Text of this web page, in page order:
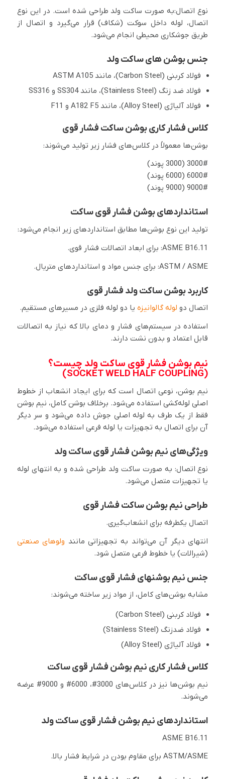
نوع اتصال:به صورت ساکت ولد طراحی شده است. در این نوع
اتصال، لوله داخل سوکت (شکاف) قرار می‌گیرد و اتصال از
طریق جوشکاری محیطی انجام می‌شود.
جنس بوشن های ساکت ولد
فولاد کربنی (Carbon Steel)، مانند ASTM A105
فولاد ضد زنگ (Stainless Steel)، مانند SS304 و SS316
فولاد آلیاژی (Alloy Steel)، مانند A182 F5 و F11
کلاس فشار کاری بوشن ساکت فشار قوی
بوشن‌ها معمولاً در کلاس‌های فشار زیر تولید می‌شوند:
3000# (3000 پوند)
6000# (6000 پوند)
9000# (9000 پوند)
استانداردهای بوشن فشار قوی ساکت
تولید این نوع بوشن‌ها مطابق استانداردهای زیر انجام می‌شود:
ASME B16.11: برای ابعاد اتصالات فشار قوی.
ASTM / ASME: برای جنس مواد و استانداردهای متریال.
کاربرد بوشن ساکت ولد فشار قوی
اتصال دو لوله گالوانیزهیا دو لوله فلزی در مسیرهای مستقیم.
استفاده در سیستم‌های فشار و دمای بالا که نیاز به اتصالات
قابل اعتماد و بدون نشت دارند.
نیم بوشن فشار قوی ساکت ولد چیست؟
(SOCKET WELD HALF COUPLING)
نیم بوشن، نوعی اتصال است که برای ایجاد انشعاب از خطوط
اصلی لوله‌کشی استفاده می‌شود. برخلاف بوشن کامل، نیم بوشن
فقط از یک طرف به لوله اصلی جوش داده می‌شود و سر دیگر
آن برای اتصال به تجهیزات یا لوله فرعی استفاده می‌شود.
ویژگی‌های نیم بوشن فشار قوی ساکت ولد
نوع اتصال: به صورت ساکت ولد طراحی شده و به انتهای لوله
یا تجهیزات متصل می‌شود.
طراحی نیم بوشن ساکت فشار قوی
اتصال یکطرفه برای انشعاب‌گیری.
انتهای دیگر آن می‌تواند به تجهیزاتی مانند ولوهای صنعتی
(شیرالات) یا خطوط فرعی متصل شود.
جنس نیم بوشنهای فشار قوی ساکت
مشابه بوشن‌های کامل، از مواد زیر ساخته می‌شوند:
فولاد کربنی (Carbon Steel)
فولاد ضدزنگ (Stainless Steel)
فولاد آلیاژی (Alloy Steel)
کلاس فشار کاری نیم بوشن فشار قوی ساکت
نیم بوشن‌ها نیز در کلاس‌های 3000#، 6000# و 9000# عرضه
می‌شوند.
استانداردهای نیم بوشن فشار قوی ساکت ولد
ASME B16.11
ASTM/ASME برای مقاوم بودن در شرایط فشار بالا.